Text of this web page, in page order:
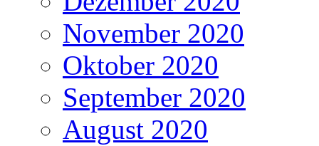
November 2020
Oktober 2020
September 2020
August 2020